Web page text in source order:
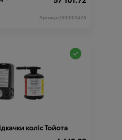
Артикул:000003478
коліс Тойота